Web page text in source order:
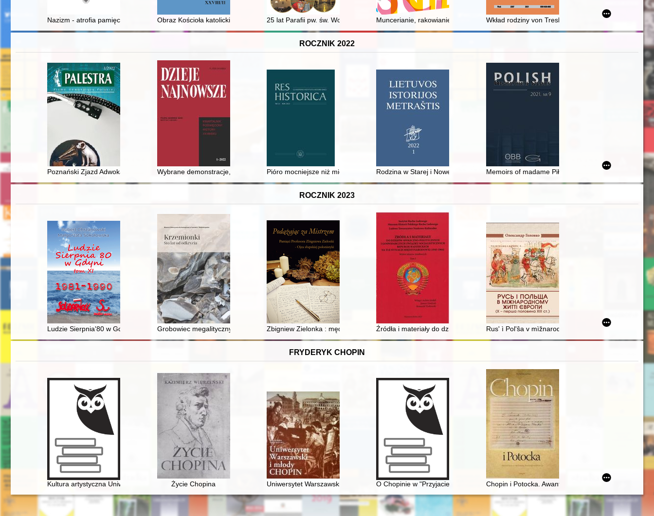
Nazizm - atrofia pamięci, mowa pamięci : (Jarosław Iwaszkiewicz, Czesław Miłosz, Tadeusz Różewicz)
Obraz Kościoła katolickiego w prasie jugosłowiańskiej w okresie dążenia władz jugosłowiańskich do zerwania relacji ze Stolicą Apostolską (1952)
25 lat Parafii pw. św. Wojciecha w Błędowej ZgłobieńskiejMuncerianie, rakowianie, tropiści : nazwy sekwatywne w polszczyźnie XVI wieku
Wkład rodziny von Treskow w rozwój wzorcowego
ROCZNIK 2022
Poznański Zjazd Adwokatury z 1981 r. w świetle materiałów Ministerstwa Sprawiedliwości
Wybrane demonstracje, zamieszki i ekscesy w Toruniu w Drugiej Rzeczypospolitej
Pióro mocniejsze niż miecz - recenzja]Rodzina w Starej i Nowej Warszawie w XV i początkach XVI wieku - recenzja]
Memoirs of madame Piłsudski : considerations on
ROCZNIK 2023
Ludzie Sierpnia'80 w Gdyni. T. 11, Grobowiec megalityczny społeczności kultury pucharów lejkowatych ze stanowiska V-A w Broniszowicach, powiat ostrowiecki, województwo świętokrzyskie :
Zbigniew Zielonka : mędrzec przyglebnyŹródła i materiały do dziejów społeczno-politycznych i gospodarczych Związku
Rusʹ ì Polʹŝa v mìžnarodnomu žittì Êvropi (X - perša
FRYDERYK CHOPIN
Kultura artystyczna Uniwersytetu Warszawskiego. Ars et educatio
Życie Chopina Uniwersytet Warszawski i młody ChopinO Chopinie w "Przyjacielu Ludu" (1836)Chopin i Potocka. Awantura o miłosną korespondencję